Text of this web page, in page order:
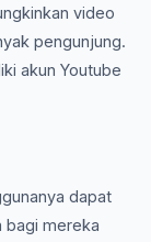
video
pengunjung.
akun Youtube
dapat
bagi mereka